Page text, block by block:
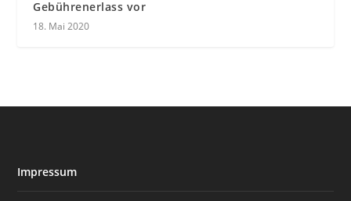
Gebührenerlass vor
18. Mai 2020
Impressum